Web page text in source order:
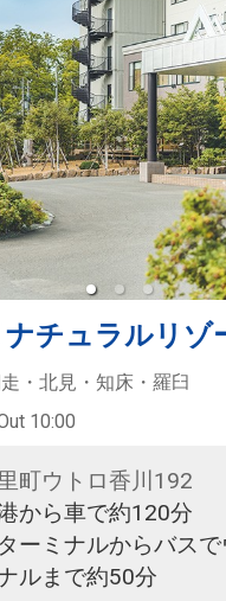
ナチュラルリゾ
・北見・知床・羅臼
10:00
町ウトロ香川192
から車で約120分
ーミナルからバス
ルまで約50分